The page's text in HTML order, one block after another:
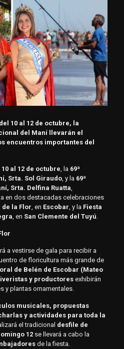
10 al 12 de octubre, la
del Maní llevarán el
encuentros importantes del
10 al 12 de octubre, la 69ª
Srta. Sol Giraudo, y la 69ª
Srta. Delfina Ruatta,
en dos destacadas celebraciones
de la Flor, en Escobar, y la Fiesta
, en San Clemente del Tuyú.
a vestirse de gala para recibir a
de floricultura más grande de
de Belén de Escobar (Mateo
y productoresexhibirán
y plantas ornamentales.
musicales, propuestas
y actividades para toda la
el tradicional desfile de
12se llevará a cabo la
de la fiesta.